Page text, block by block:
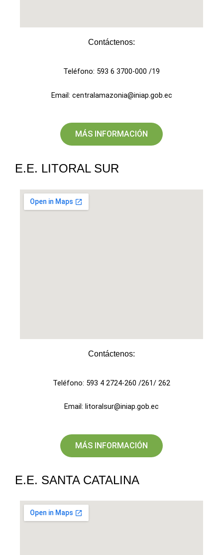
Contáctenos:
Teléfono: 593 6 3700-000 /19
Email: centralamazonia@iniap.gob.ec
MÁS INFORMACIÓN
E.E. LITORAL SUR
Contáctenos:
Teléfono: 593 4 2724-260 /261/ 262
Email: litoralsur@iniap.gob.ec
MÁS INFORMACIÓN
E.E. SANTA CATALINA